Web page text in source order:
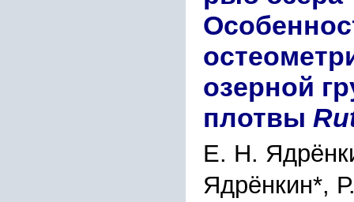
озерной
плотвы
Е. Н.
Ядрёнкин*,